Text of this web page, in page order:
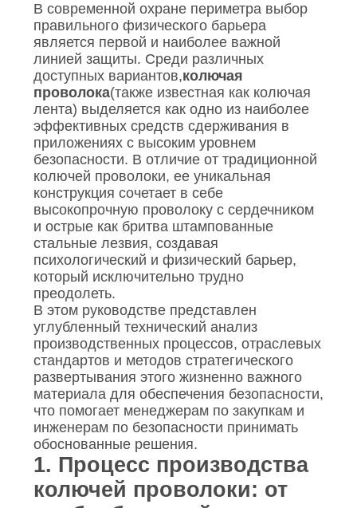
В современной охране периметра выбор
правильного физического барьера
является первой и наиболее важной
линией защиты. Среди различных
доступных вариантов,колючая
проволока(также известная как колючая
лента) выделяется как одно из наиболее
эффективных средств сдерживания в
приложениях с высоким уровнем
безопасности. В отличие от традиционной
колючей проволоки, ее уникальная
конструкция сочетает в себе
высокопрочную проволоку с сердечником
и острые как бритва штампованные
стальные лезвия, создавая
психологический и физический барьер,
который исключительно трудно
преодолеть.
В этом руководстве представлен
углубленный технический анализ
производственных процессов, отраслевых
стандартов и методов стратегического
развертывания этого жизненно важного
материала для обеспечения безопасности,
что помогает менеджерам по закупкам и
инженерам по безопасности принимать
обоснованные решения.
1. Процесс производства
колючей проволоки: от